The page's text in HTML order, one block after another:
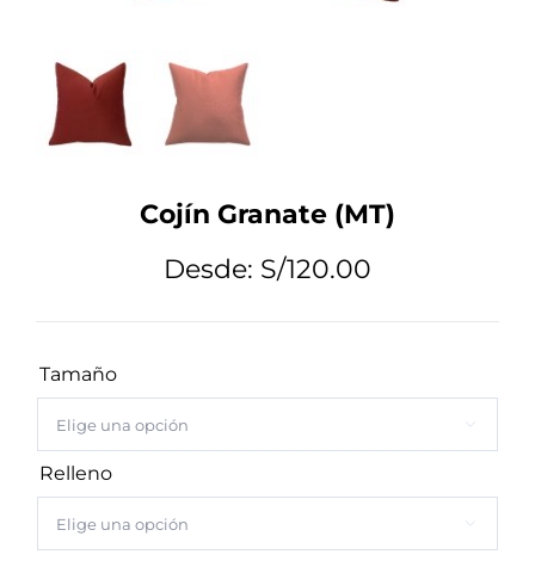
Tips de Diseño
Mi Cuenta
Carrito
Cojín Granate (MT)
Desde: S/120.00
Tamaño

Relleno
